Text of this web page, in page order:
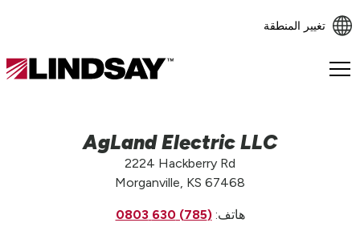
تغيير المنطقة
Lindsay.
AgLand Electric LLC
2224 Hackberry Rd
Morganville, KS 67468
هاتف:(785) 630 0803